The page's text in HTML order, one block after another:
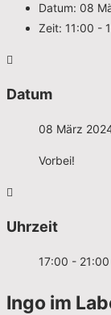
Datum: 08
Zeit: 11:00 -
Datum
08 März
Vorbei!
Uhrzeit
17:00 - 21:00
Ingo im